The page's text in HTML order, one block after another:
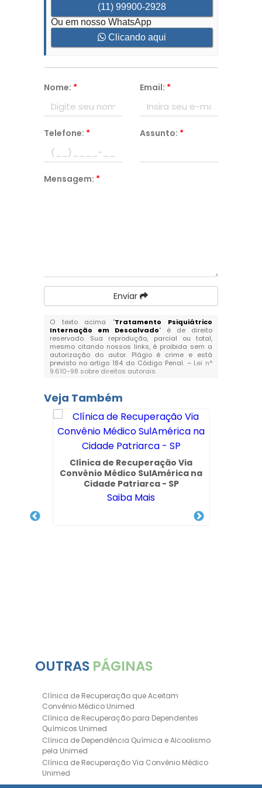
(11) 99900-2928
Ou em nosso WhatsApp
Clicando aqui
Nome: * Email: *
Telefone: * Assunto: *
Mensagem: *
Enviar
O texto acima "Tratamento Psiquiátrico
Internação em Descalvado" é de direito
reservado. Sua reprodução, parcial ou total,
mesmo citando nossos links, é proibida sem a
autorização do autor. Plágio é crime e está
previsto no artigo 184 do Código Penal. – Lei n°
9.610-98 sobre direitos autorais.
Veja Também
Clínica de Recuperação Via
Convênio Médico SulAmérica na
Cidade Patriarca - SP
Saiba Mais
OUTRAS PÁGINAS
Clínica de Recuperação que Aceitam
Convênio Médico Unimed
Clínica de Recuperação para Dependentes
Químicos Unimed
Clínica de Dependência Química e Alcoolismo
pela Unimed
Clínica de Recuperação Via Convênio Médico
Unimed